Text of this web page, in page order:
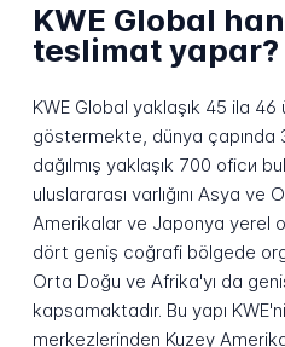
KWE Global
teslimat yapar?
KWE Global yaklaşık 45 ila
göstermekte, dünya çapında
dağılmış yaklaşık 700 ofiси
uluslararası varlığını Asya ve
Amerikalar ve Japonya yerel
dört geniş coğrafi bölgede
Orta Doğu ve Afrika'yı da
kapsamaktadır. Bu yapı
merkezlerinden Kuzey